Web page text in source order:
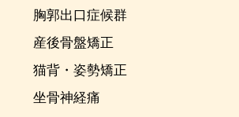
胸郭出口症候群
産後骨盤矯正
猫背・姿勢矯正
坐骨神経痛